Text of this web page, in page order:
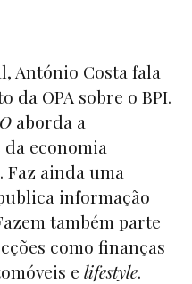
António Costa fala
da OPA sobre o BPI.
aborda a
economia
ainda uma
informação
também parte
como finanças
e lifestyle.